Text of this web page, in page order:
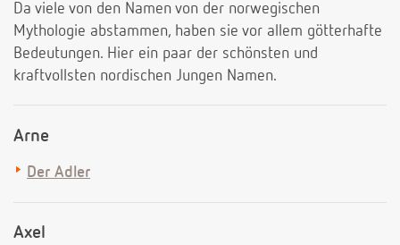
Da viele von den Namen von der norwegischen
Mythologie abstammen, haben sie vor allem götterhafte
Bedeutungen. Hier ein paar der schönsten und
kraftvollsten nordischen Jungen Namen.
Arne
Der Adler
Axel